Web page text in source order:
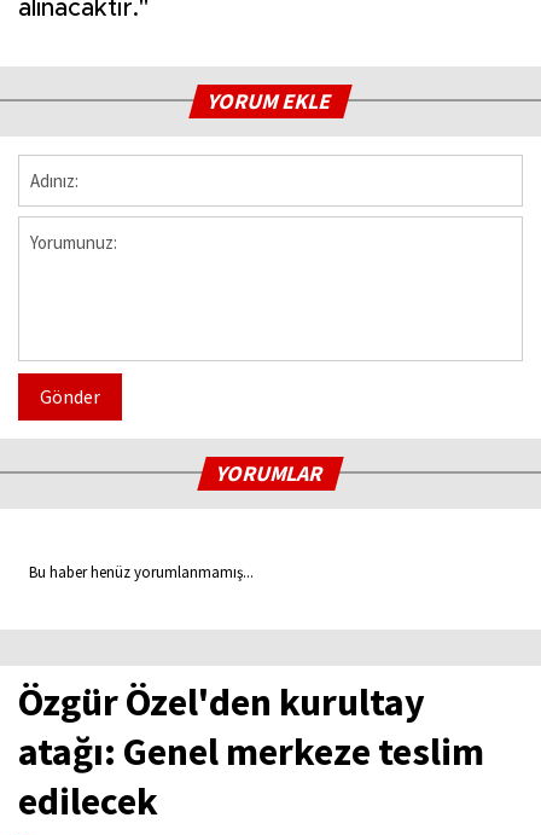
alınacaktır."
YORUM EKLE
Gönder
YORUMLAR
Bu haber henüz yorumlanmamış...
Özgür Özel'den kurultay
atağı: Genel merkeze teslim
edilecek